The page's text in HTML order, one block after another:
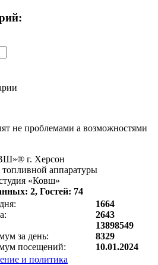
не проблемами а возможностями
г. Херсон
аппаратуры
«Ковш»
2, Гостей: 74
за день:
посещений:
1664
2643
13898549
8329
10.01.2024
и политика